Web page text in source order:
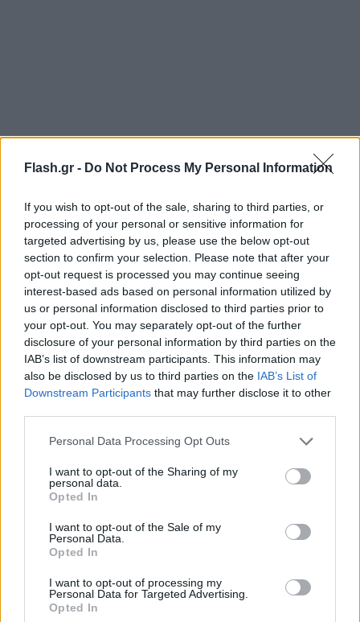
Flash.gr - Do Not Process My Personal Information
If you wish to opt-out of the sale, sharing to third parties, or
processing of your personal or sensitive information for
targeted advertising by us, please use the below opt-out
section to confirm your selection. Please note that after your
opt-out request is processed you may continue seeing
interest-based ads based on personal information utilized by
us or personal information disclosed to third parties prior to
your opt-out. You may separately opt-out of the further
disclosure of your personal information by third parties on the
IAB’s list of downstream participants. This information may
also be disclosed by us to third parties on the IAB’s List of
Downstream Participants that may further disclose it to other
Please note that this website/app uses one or more Google
not limited to your visit or usage behaviour. You may click to
grant or deny consent to Google and its third-party tags to
use your data for below specified purposes in below Google
consent section.
Personal Data Processing Opt Outs
I want to opt-out of the Sharing of my
personal data.
Opted In
I want to opt-out of the Sale of my
Personal Data.
Opted In
I want to opt-out of processing my
Personal Data for Targeted Advertising.
Opted In
«Ζήτησα 40 χιλιάδες ευρώ από τον Φεντερίκο Γκάτι.
ρολόι, οπότε ακόμη δεν του τα έχω επιστρέψει.
Τους λογαριασμούς μου, τους χειρίζεται η μητέρα
μου. Έπειτα, ο Ντραγκούσιν μου δάνεισε άλλες 40
επιστρέψει… Το χρέος μου είχε φτάσει τα 3 εκατ.
ευρώ (!) και έλαβα απειλές, όπως ‘’θα σου σπάσω τα